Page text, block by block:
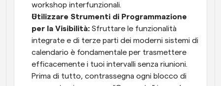
workshop interfunzionali.
Utilizzare Strumenti di Programmazione
per la Visibilità: Sfruttare le funzionalità
integrate e di terze parti dei moderni sistemi di
calendario è fondamentale per trasmettere
efficacemente i tuoi intervalli senza riunioni.
Prima di tutto, contrassegna ogni blocco di